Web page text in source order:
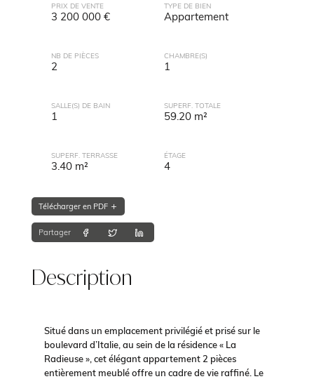
PRIX DE VENTE
3 200 000 €
TYPE DE BIEN
Appartement
NB DE PIÈCES
2
CHAMBRE(S)
1
SALLE(S) DE BAIN
1
SUPERF. TOTALE
59.20 m²
SUPERF. TERRASSE
3.40 m²
ÉTAGE
4
Télécharger en PDF
Partager
Description
Situé dans un emplacement privilégié et prisé sur le
boulevard d’Italie, au sein de la résidence « La
Radieuse », cet élégant appartement 2 pièces
entièrement meublé offre un cadre de vie raffiné. Le